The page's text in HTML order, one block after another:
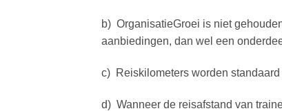
b) OrganisatieGroei is niet
aanbiedingen, dan wel een
c) Reiskilometers worden
d) Wanneer de reisafstand van